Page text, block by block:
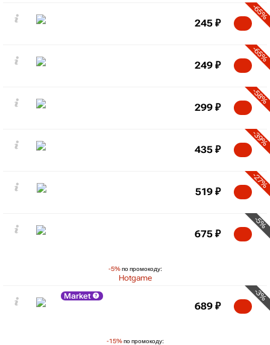
-65%
245 ₽
-65%
249 ₽
-58%
299 ₽
-39%
435 ₽
-27%
519 ₽
-5%по промокоду:
Hotgame
-5%
675 ₽
Market
-15%по промокоду:
-3%
689 ₽